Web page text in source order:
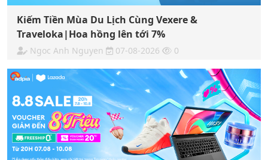
Kiếm Tiền Mùa Du Lịch Cùng Vexere &
Traveloka|Hoa hồng lên tới 7%
Ngoc Anh Nguyen 07-08-2026 0